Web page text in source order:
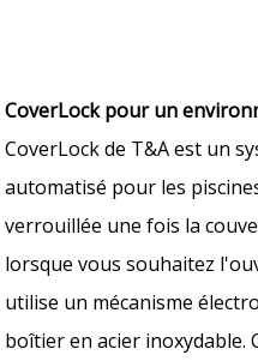
CoverLock pour un
CoverLock de T&A est un
automatisé pour les
verrouillée une fois la
lorsque vous souhaitez
utilise un mécanisme
boîtier en acier inoxydable.